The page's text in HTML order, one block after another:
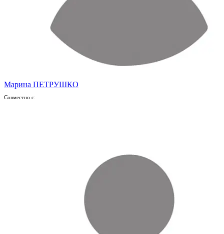
Марина ПЕТРУШКО
Совместно с: